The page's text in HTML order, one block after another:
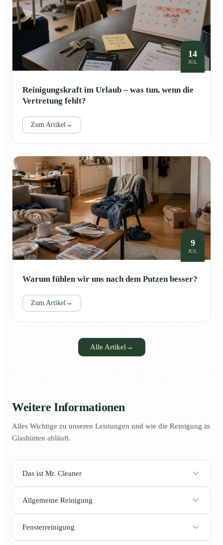
14
JUL
Reinigungskraft im Urlaub – was tun, wenn die
Vertretung fehlt?
Zum Artikel→
9
JUL
Warum fühlen wir uns nach dem Putzen besser?
Zum Artikel→
Alle Artikel→
Weitere Informationen
Alles Wichtige zu unseren Leistungen und wie die Reinigung in
Glashütten abläuft.
Das ist Mr. Cleaner
Allgemeine Reinigung
Fensterreinigung